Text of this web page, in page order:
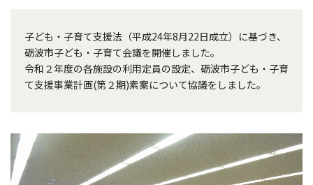
子ども・子育て支援法（平成24年8月22日成立）に基づき、
砺波市子ども・子育て会議を開催しました。
令和２年度の各施設の利用定員の設定、砺波市子ども・子育
て支援事業計画(第２期)素案について協議をしました。